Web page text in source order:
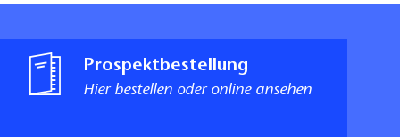
Prospektbestellung
Hier bestellen oder online ansehen